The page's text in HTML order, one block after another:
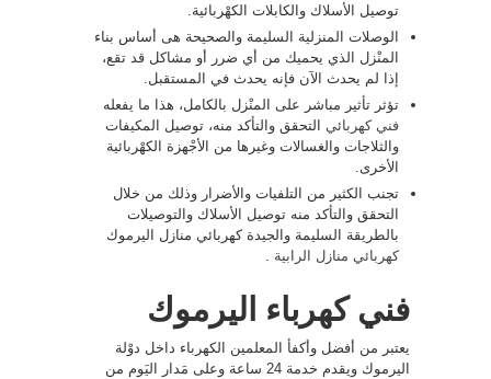
توصيل الأسلاك والكابلات الكهْربائية.
الوصلات المنزلية السليمة والصحيحة هى أساس بناء
المنْزل الذي يحميك من أي ضرر أو مشاكل قد تقع،
إذا لم يحدث الآن فإنه يحدث في المستقبل.
تؤثر تأثير مباشر على المنْزل بالكامل، هذا ما يفعله
فني كهربائي التحقق والتأكد منه، توصيل المكيفات
والثلاجات والغسالات وغيرها من الأجْهزة الكهْربائية
الأخرى.
تجنب الكثير من التلفيات والأضرار وذلك من خلال
التحقق والتأكد منه توصيل الأسلاك والتوصيلات
بالطريقة السليمة والجيدة كهربائي منازل اليرموك
كهربائي منازل الرابية
فني كهرباء اليرموك
يعتبر من أفضل وأكفأ المعلمين الكهرباء داخل دوْلة
اليرموك ويقدم خدمة 24 ساعة وعلى مَدار اليَوم من